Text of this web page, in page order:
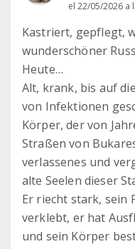
el 22/05/2026 a
Kastriert, gepflegt,
wunderschöner
Heute…
Alt, krank, bis auf
von Infektionen
Körper, der von
Straßen von
verlassenes und
alte Seelen dieser
Er riecht stark, sein
verklebt, er hat
und sein Körper